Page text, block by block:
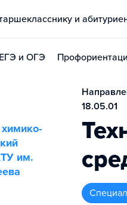
и
и ОГЭ
им.
18.05.01